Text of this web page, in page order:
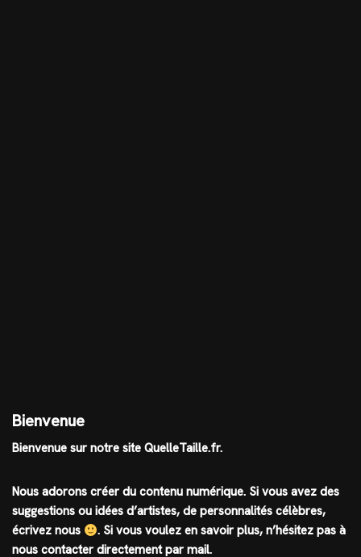
Bienvenue
Bienvenue sur notre site QuelleTaille.fr.
Nous adorons créer du contenu numérique. Si vous avez des
suggestions ou idées d’artistes, de personnalités célèbres,
écrivez nous
. Si vous voulez en savoir plus, n’hésitez pas à
nous contacter directement par mail.